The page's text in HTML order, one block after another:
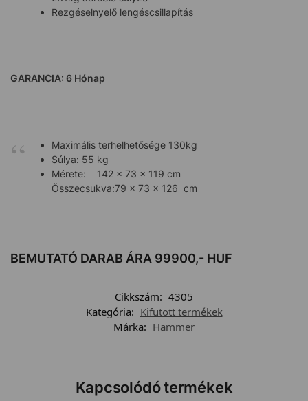
Rezgéselnyelő lengéscsillapítás
GARANCIA: 6 Hónap
Maximális terhelhetősége 130kg
Súlya: 55 kg
Mérete: 142 x 73 x 119 cm
Összecsukva:79 x 73 x 126 cm
BEMUTATÓ DARAB ÁRA 99900,- HUF
Cikkszám: 4305
Kategória: Kifutott termékek
Márka: Hammer
Kapcsolódó termékek